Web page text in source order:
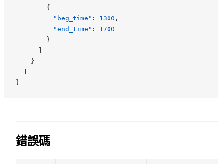
        {
          "beg_time"
: 1300 ,
          "end_time"
: 1700
        }
    }
}
錯誤碼